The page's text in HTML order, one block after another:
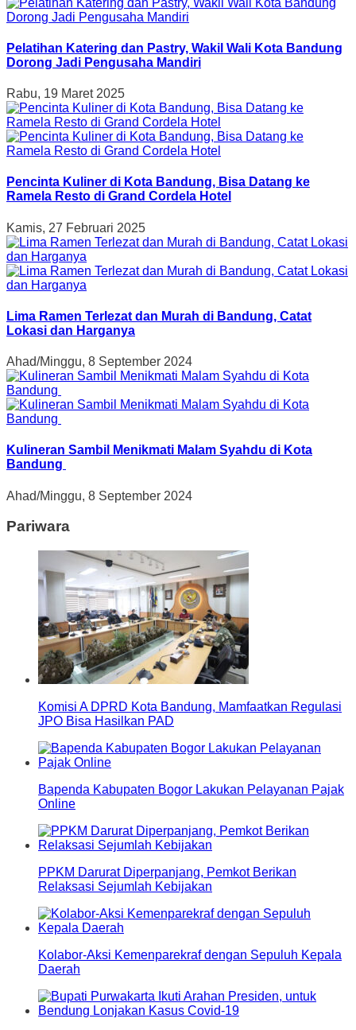
Pelatihan Katering dan Pastry, Wakil Wali Kota Bandung
Dorong Jadi Pengusaha Mandiri
Rabu, 19 Maret 2025
Pencinta Kuliner di Kota Bandung, Bisa Datang ke
Ramela Resto di Grand Cordela Hotel
Kamis, 27 Februari 2025
Lima Ramen Terlezat dan Murah di Bandung, Catat
Lokasi dan Harganya
Ahad/Minggu, 8 September 2024
Kulineran Sambil Menikmati Malam Syahdu di Kota
Bandung
Ahad/Minggu, 8 September 2024
Pariwara
Komisi A DPRD Kota Bandung, Mamfaatkan Regulasi
JPO Bisa Hasilkan PAD
Bapenda Kabupaten Bogor Lakukan Pelayanan Pajak
Online
PPKM Darurat Diperpanjang, Pemkot Berikan
Relaksasi Sejumlah Kebijakan
Kolabor-Aksi Kemenparekraf dengan Sepuluh Kepala
Daerah